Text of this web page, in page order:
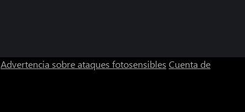
Advertencia sobre ataques fotosensibles Cuenta de